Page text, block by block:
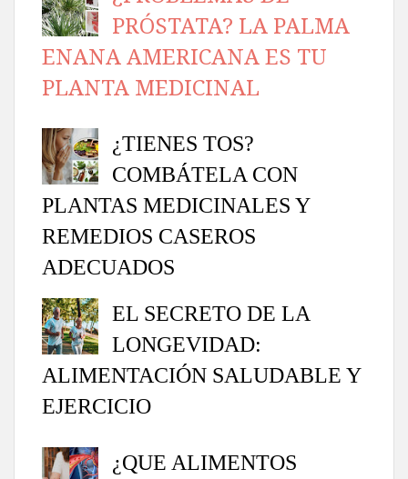
PRÓSTATA? LA PALMA
ENANA AMERICANA ES TU
PLANTA MEDICINAL
¿TIENES TOS?
COMBÁTELA CON
PLANTAS MEDICINALES Y
REMEDIOS CASEROS
ADECUADOS
EL SECRETO DE LA
LONGEVIDAD:
ALIMENTACIÓN SALUDABLE Y
EJERCICIO
¿QUE ALIMENTOS